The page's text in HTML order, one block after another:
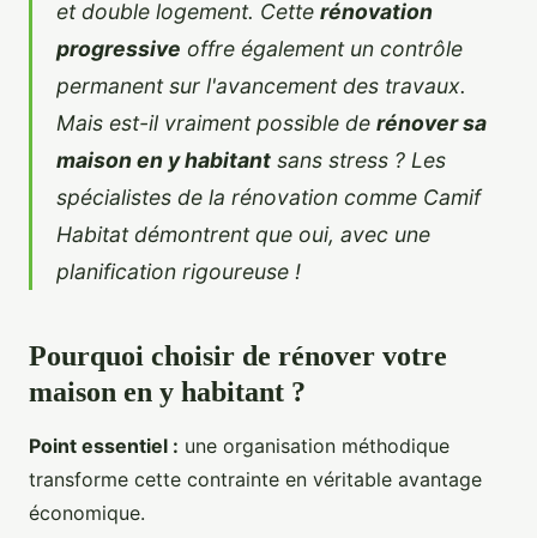
et double logement. Cette rénovation
progressive offre également un contrôle
permanent sur l'avancement des travaux.
Mais est-il vraiment possible de rénover sa
maison en y habitant sans stress ? Les
spécialistes de la rénovation comme Camif
Habitat démontrent que oui, avec une
planification rigoureuse !
Pourquoi choisir de rénover votre
maison en y habitant ?
Point essentiel : une organisation méthodique
transforme cette contrainte en véritable avantage
économique.